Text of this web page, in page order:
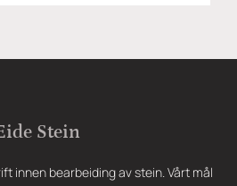
Stein
innen bearbeiding av stein. Vårt mål